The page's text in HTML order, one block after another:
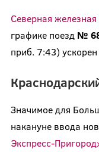
Северная железная
графике поезд №
приб. 7:43)
Значимое для
накануне ввода
Экспресс-